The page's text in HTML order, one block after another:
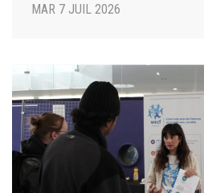
MAR 7 JUIL 2026